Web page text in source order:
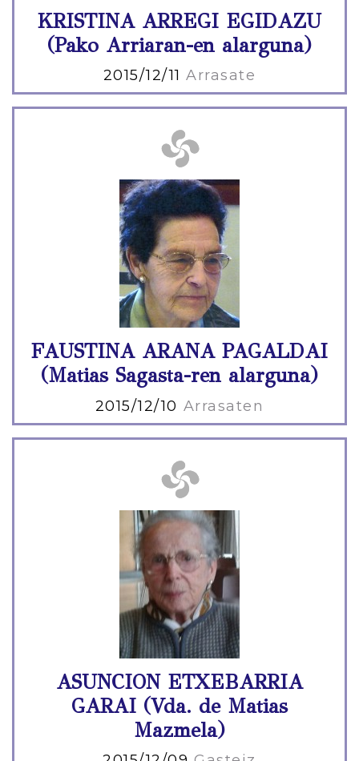
KRISTINA ARREGI EGIDAZU
(Pako Arriaran-en alarguna)
2015/12/11 Arrasate
FAUSTINA ARANA PAGALDAI
(Matias Sagasta-ren alarguna)
2015/12/10 Arrasaten
ASUNCION ETXEBARRIA
GARAI (Vda. de Matias
Mazmela)